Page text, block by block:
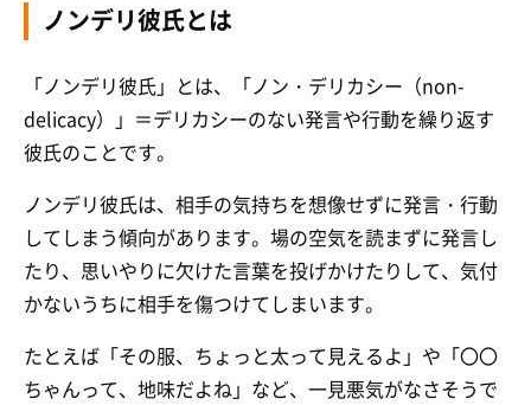
ノンデリ彼氏とは
「ノンデリ彼氏」とは、「ノン・デリカシー（non-
delicacy）」＝デリカシーのない発言や行動を繰り返す
彼氏のことです。
ノンデリ彼氏は、相手の気持ちを想像せずに発言・行動
してしまう傾向があります。場の空気を読まずに発言し
たり、思いやりに欠けた言葉を投げかけたりして、気付
かないうちに相手を傷つけてしまいます。
たとえば「その服、ちょっと太って見えるよ」や「〇〇
ちゃんって、地味だよね」など、一見悪気がなさそうで